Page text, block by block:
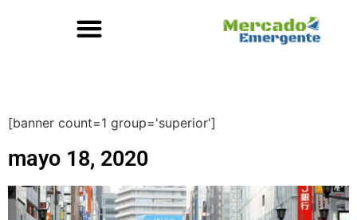
[banner count=1 group='superior']
mayo 18, 2020